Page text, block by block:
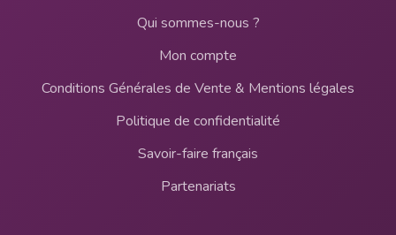
Qui sommes-nous ?
Mon compte
Conditions Générales de Vente & Mentions légales
Politique de confidentialité
Savoir-faire français
Partenariats